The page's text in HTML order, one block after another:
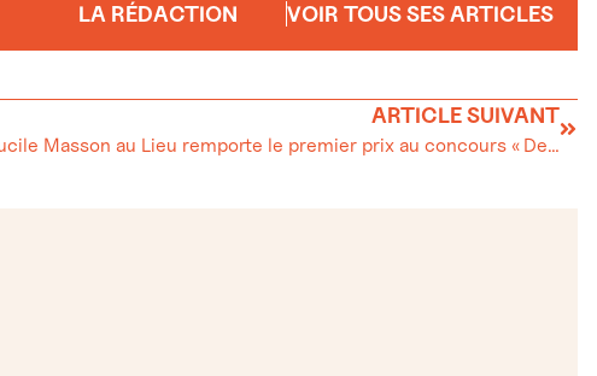
LA RÉDACTION VOIR TOUS SES ARTICLES
ARTICLE SUIVANT
Lucile Masson au Lieu remporte le premier prix au concours « Dessine-moi un pain ! »